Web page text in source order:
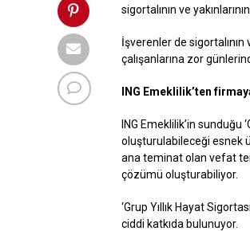
sigortalının ve
İşverenler de sigortalının
çalışanlarına zor
ING Emeklilik’ten
ING Emeklilik’in
oluşturulabileceği esnek
ana teminat olan vefat
çözümü oluşturabiliyor.
‘Grup Yıllık Hayat
ciddi katkıda bulunuyor.